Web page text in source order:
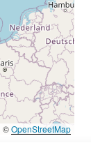
©OpenStreetMap